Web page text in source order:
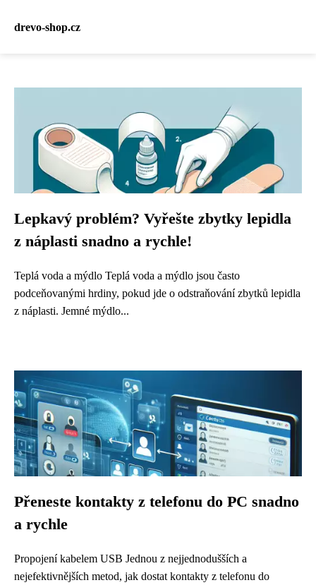
drevo-shop.cz
Lepkavý problém? Vyřešte zbytky lepidla
z náplasti snadno a rychle!
Teplá voda a mýdlo Teplá voda a mýdlo jsou často
podceňovanými hrdiny, pokud jde o odstraňování zbytků lepidla
z náplasti. Jemné mýdlo...
Přeneste kontakty z telefonu do PC snadno
a rychle
Propojení kabelem USB Jednou z nejjednodušších a
nejefektivnějších metod, jak dostat kontakty z telefonu do